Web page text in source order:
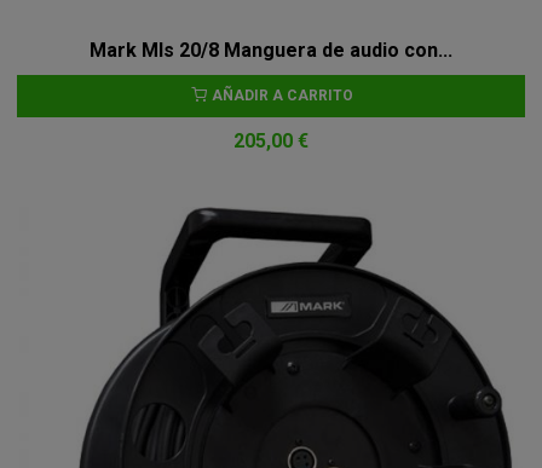
Mark Mls 20/8 Manguera de audio con...
AÑADIR A CARRITO
205,00 €